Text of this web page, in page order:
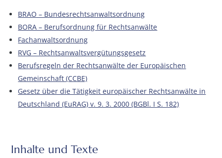
BRAO – Bundesrechtsanwaltsordnung
BORA – Berufsordnung für Rechtsanwälte
Fachanwaltsordnung
RVG – Rechtsanwaltsvergütungsgesetz
Berufsregeln der Rechtsanwälte der Europäischen
Gemeinschaft (CCBE)
Gesetz über die Tätigkeit europäischer Rechtsanwälte in
Deutschland (EuRAG) v. 9. 3. 2000 (BGBl. I S. 182)
Inhalte und Texte